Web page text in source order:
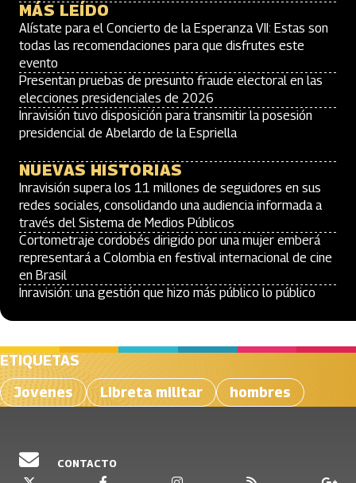
MÁS LEÍDO
Alístate para el Concierto de la Esperanza VII: Estas son
todas las recomendaciones para que disfrutes este
evento
Presentan pruebas de presunto fraude electoral en las
elecciones presidenciales de 2026
Inravisión tuvo disposición para transmitir la posesión
presidencial de Abelardo de la Espriella
NUEVAS HISTORIAS
Inravisión supera los 11 millones de seguidores en sus
redes sociales, consolidando una audiencia informada a
través del Sistema de Medios Públicos
Cortometraje cordobés dirigido por una mujer emberá
representará a Colombia en festival internacional de cine
en Brasil
Inravisión: una gestión que hizo más público lo público
ETIQUETAS
Jovenes
Libreta militar hombres
CONTACTO